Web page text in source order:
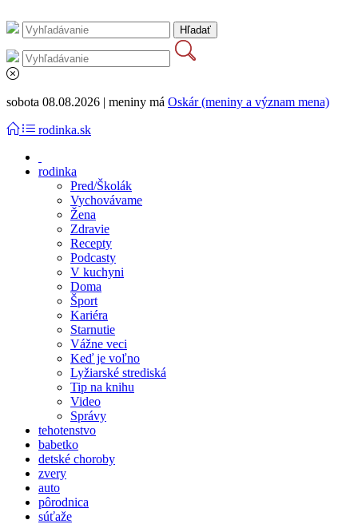
sobota 08.08.2026 | meniny má Oskár (meniny a význam mena)
rodinka.sk
rodinka
Pred/Školák
Vychovávame
Žena
Zdravie
Recepty
Podcasty
V kuchyni
Doma
Šport
Kariéra
Starnutie
Vážne veci
Keď je voľno
Lyžiarské strediská
Tip na knihu
Video
Správy
tehotenstvo
babetko
detské choroby
zvery
auto
pôrodnica
súťaže